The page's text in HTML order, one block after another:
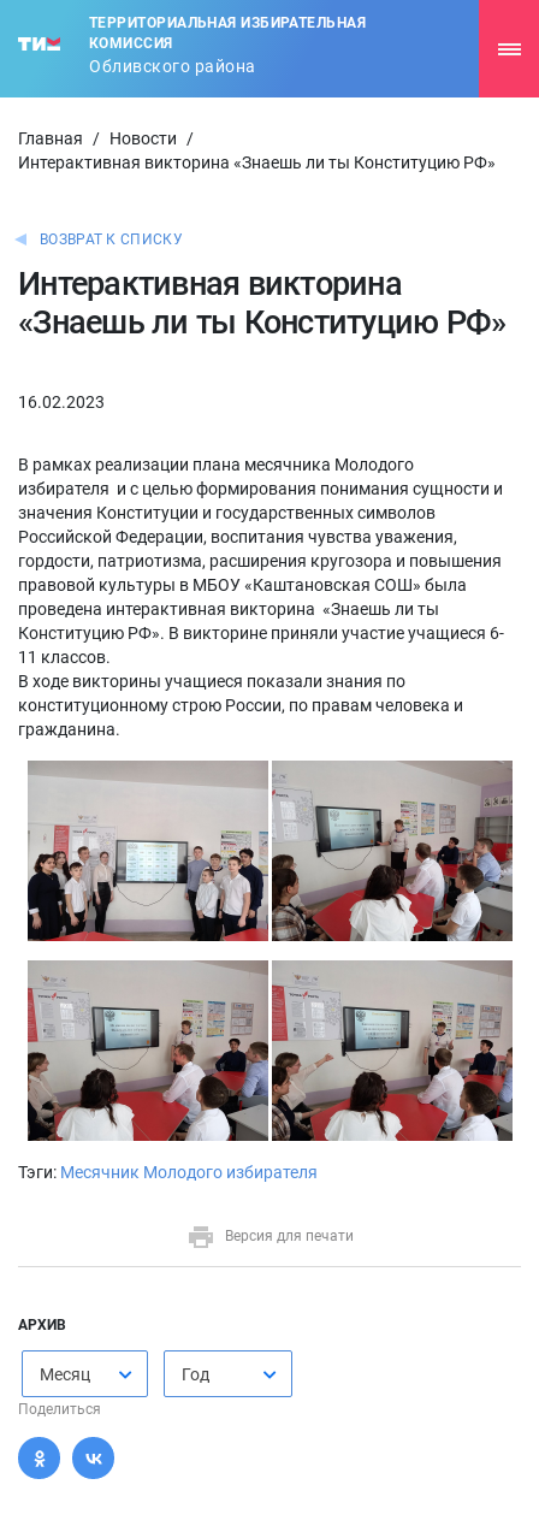
ТЕРРИТОРИАЛЬНАЯ ИЗБИРАТЕЛЬНАЯ
КОМИССИЯ
Обливского района
Главная / Новости
/
Интерактивная викторина «Знаешь ли ты Конституцию РФ»
ВОЗВРАТ К СПИСКУ
Интерактивная викторина
«Знаешь ли ты Конституцию РФ»
16.02.2023
В рамках реализации плана месячника Молодого
избирателя и с целью формирования понимания сущности и
значения Конституции и государственных символов
Российской Федерации, воспитания чувства уважения,
гордости, патриотизма, расширения кругозора и повышения
правовой культуры в МБОУ «Каштановская СОШ» была
проведена интерактивная викторина «Знаешь ли ты
Конституцию РФ». В викторине приняли участие учащиеся 6-
11 классов.
В ходе викторины учащиеся показали знания по
конституционному строю России, по правам человека и
гражданина.
Тэги: Месячник Молодого избирателя
Версия для печати
АРХИВ
Месяц Год
Поделиться